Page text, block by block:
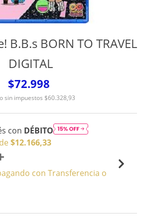
B.B.s BORN TO TRAVEL
DIGITAL
$72.998
sin impuestos $60.328,93
con DÉBITO
$12.166,33
con Transferencia o